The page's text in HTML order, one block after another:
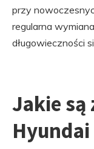
przy
regularna
długowieczności
Jakie są